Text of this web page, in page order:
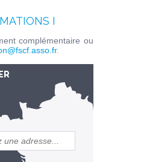
I
complémentaire ou
.